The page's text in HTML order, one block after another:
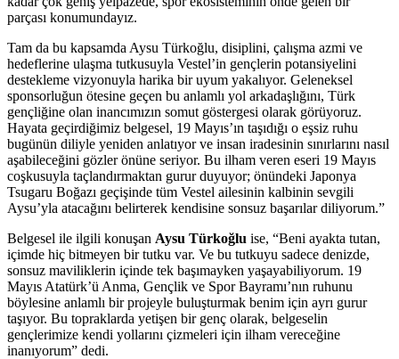
parçası konumundayız.
Tam da bu kapsamda Aysu Türkoğlu, disiplini, çalışma azmi ve
hedeflerine ulaşma tutkusuyla Vestel’in gençlerin potansiyelini
destekleme vizyonuyla harika bir uyum yakalıyor. Geleneksel
sponsorluğun ötesine geçen bu anlamlı yol arkadaşlığını, Türk
gençliğine olan inancımızın somut göstergesi olarak görüyoruz.
Hayata geçirdiğimiz belgesel, 19 Mayıs’ın taşıdığı o eşsiz ruhu
bugünün diliyle yeniden anlatıyor ve insan iradesinin sınırlarını nasıl
aşabileceğini gözler önüne seriyor. Bu ilham veren eseri 19 Mayıs
coşkusuyla taçlandırmaktan gurur duyuyor; önündeki Japonya
Tsugaru Boğazı geçişinde tüm Vestel ailesinin kalbinin sevgili
Aysu’yla atacağını belirterek kendisine sonsuz başarılar diliyorum.”
Belgesel ile ilgili konuşan Aysu Türkoğlu ise, “Beni ayakta tutan,
içimde hiç bitmeyen bir tutku var. Ve bu tutkuyu sadece denizde,
sonsuz maviliklerin içinde tek başımayken yaşayabiliyorum. 19
Mayıs Atatürk’ü Anma, Gençlik ve Spor Bayramı’nın ruhunu
böylesine anlamlı bir projeyle buluşturmak benim için ayrı gurur
taşıyor. Bu topraklarda yetişen bir genç olarak, belgeselin
gençlerimize kendi yollarını çizmeleri için ilham vereceğine
inanıyorum” dedi.